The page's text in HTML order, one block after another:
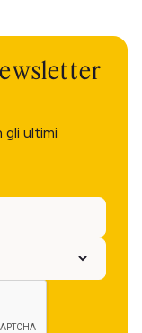
gli ultimi